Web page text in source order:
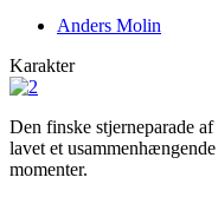
Anders Molin
Karakter
Den finske stjerneparade
lavet et
momenter.